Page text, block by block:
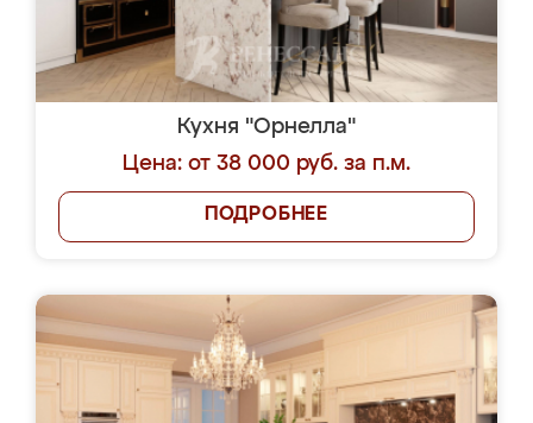
Кухня "Орнелла"
Цена: от 38 000 руб. за п.м.
ПОДРОБНЕЕ